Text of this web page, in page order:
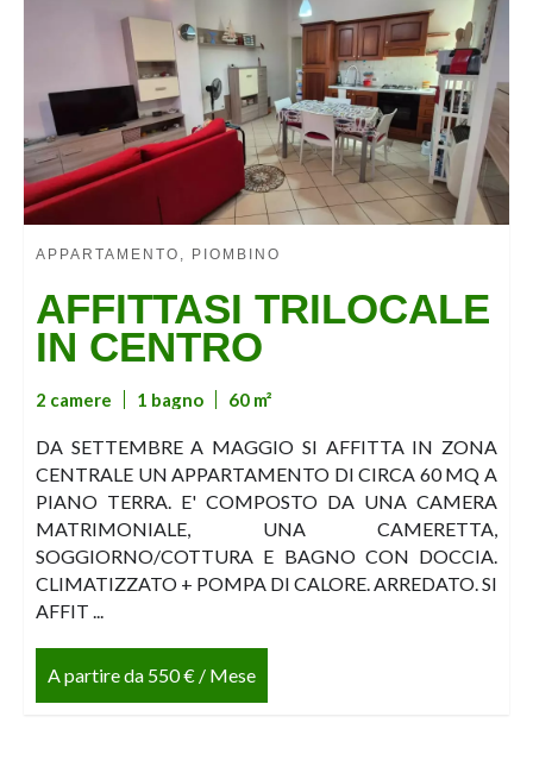
APPARTAMENTO, PIOMBINO
AFFITTASI TRILOCALE
IN CENTRO
2 camere 1 bagno 60 m²
DA SETTEMBRE A MAGGIO SI AFFITTA IN ZONA
CENTRALE UN APPARTAMENTO DI CIRCA 60 MQ A
PIANO TERRA. E' COMPOSTO DA UNA CAMERA
MATRIMONIALE, UNA CAMERETTA,
SOGGIORNO/COTTURA E BAGNO CON DOCCIA.
CLIMATIZZATO + POMPA DI CALORE. ARREDATO. SI
AFFIT ...
A partire da 550 € / Mese